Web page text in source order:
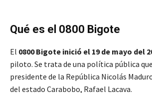
Qué es el 0800 Bigote
El 0800 Bigote inició el 19 de mayo del
piloto. Se trata de una política pública
presidente de la República Nicolás
del estado Carabobo, Rafael Lacava.